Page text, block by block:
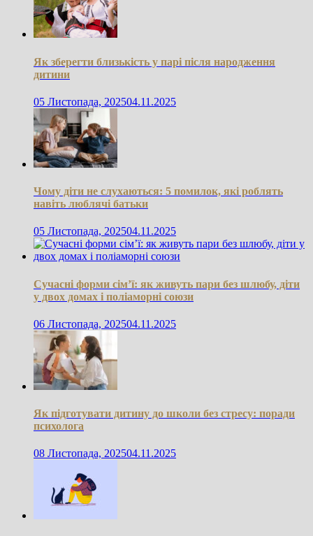
Як зберегти близькість у парі після народження
дитини
05 Листопада, 202504.11.2025
Чому діти не слухаються: 5 помилок, які роблять
навіть люблячі батьки
05 Листопада, 202504.11.2025
Сучасні форми сім’ї: як живуть пари без шлюбу, діти
у двох домах і поліаморні союзи
06 Листопада, 202504.11.2025
Як підготувати дитину до школи без стресу: поради
психолога
08 Листопада, 202504.11.2025